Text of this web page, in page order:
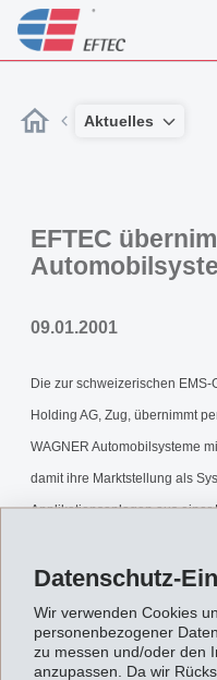
Datenschutz-
Wir verwenden Cookies
personenbezogener
zu messen und/oder den
anzupassen. Da wir
Aktuelles
EFTEC
09.01.2001
Die zur schweizerischen
Holding AG, Zug, übernimmt
WAGNER Automobilsysteme
damit ihre Marktstellung als
Applikationsanlagen aus einer